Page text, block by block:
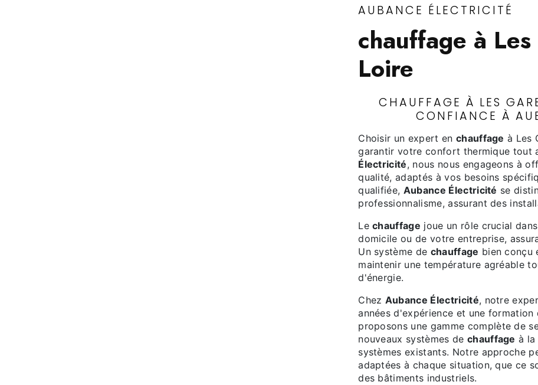
AUBANCE ÉLECTRICITÉ
chauffage à
Loire
CHAUFFAGE À LES
CONFIANCE À
Choisir un expert en chauffage à Les
garantir votre confort thermique tout
Électricité, nous nous engageons à
qualité, adaptés à vos besoins
qualifiée, Aubance Électricité se
professionnalisme, assurant des
Lechauffage joue un rôle crucial
domicile ou de votre entreprise,
Un système de chauffage bien conçu
maintenir une température agréable
d'énergie.
Chez Aubance Électricité, notre
années d'expérience et une
proposons une gamme complète de
nouveaux systèmes de chauffage à la
systèmes existants. Notre approche
adaptées à chaque situation, que ce
des bâtiments industriels.